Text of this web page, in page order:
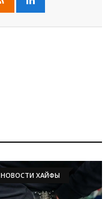
НОВОСТИ ХАЙФЫ